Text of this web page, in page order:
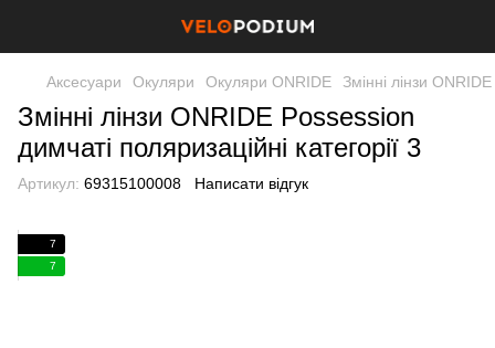
Аксесуари Окуляри Окуляри ONRIDE Змінні лінзи
Змінні лінзи ONRIDE Possession
димчаті поляризаційні категорії 3
Артикул: 69315100008 Написати відгук
7
7